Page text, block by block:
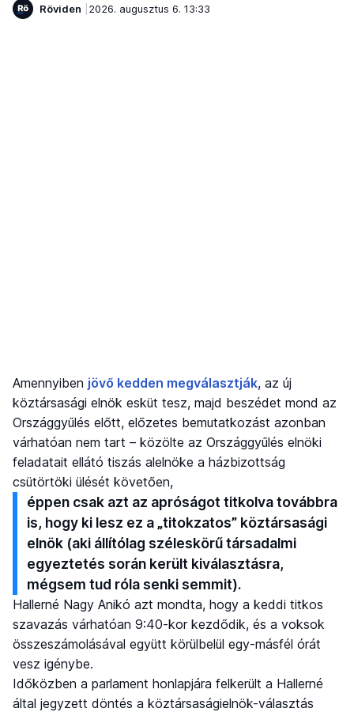
Röviden
2026. augusztus 6. 13:33
Amennyiben jövő kedden megválasztják, az új
köztársasági elnök esküt tesz, majd beszédet mond az
Országgyűlés előtt, előzetes bemutatkozást azonban
várhatóan nem tart – közölte az Országgyűlés elnöki
feladatait ellátó tiszás alelnöke a házbizottság
csütörtöki ülését követően,
éppen csak azt az apróságot titkolva továbbra
is, hogy ki lesz ez a „titokzatos” köztársasági
elnök (aki állítólag széleskörű társadalmi
egyeztetés során került kiválasztásra,
mégsem tud róla senki semmit).
Hallerné Nagy Anikó azt mondta, hogy a keddi titkos
szavazás várhatóan 9:40-kor kezdődik, és a voksok
összeszámolásával együtt körülbelül egy-másfél órát
vesz igénybe.
Időközben a parlament honlapjára felkerült a Hallerné
által jegyzett döntés a köztársaságielnök-választás